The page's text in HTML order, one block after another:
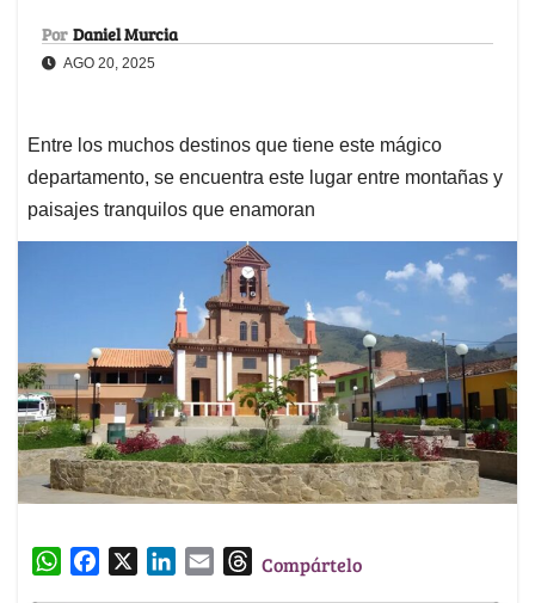
Por Daniel Murcia
AGO 20, 2025
Entre los muchos destinos que tiene este mágico
departamento, se encuentra este lugar entre montañas y
paisajes tranquilos que enamoran
W
TCompártelo